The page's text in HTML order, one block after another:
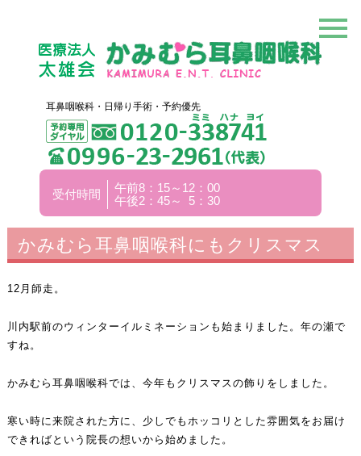
耳鼻咽喉科・日帰り手術・予約優先
受付時間
午前8：15～12：00
午後2：45～ 5：30
かみむら耳鼻咽喉科にもクリスマス
12月師走。
川内駅前のウィンターイルミネーションも始まりました。年の瀬で
すね。
かみむら耳鼻咽喉科では、今年もクリスマスの飾りをしました。
寒い時に来院された方に、少しでもホッコリとした雰囲気をお届け
できればという院長の想いから始めました。